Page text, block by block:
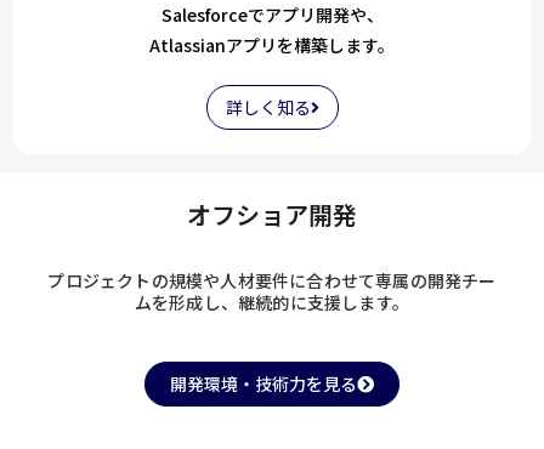
Salesforceでアプリ開発や、
Atlassianアプリを構築します。
詳しく知る
オフショア開発
プロジェクトの規模や人材要件に合わせて専属の開発チー
ムを形成し、継続的に支援します。
開発環境・技術力を見る